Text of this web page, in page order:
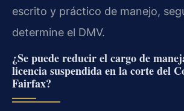
escrito y práctico de manejo,
determine el DMV.
¿Se puede reducir el cargo de
licencia suspendida en la corte del
Fairfax?